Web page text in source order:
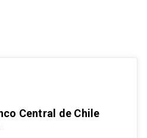
Central de Chile